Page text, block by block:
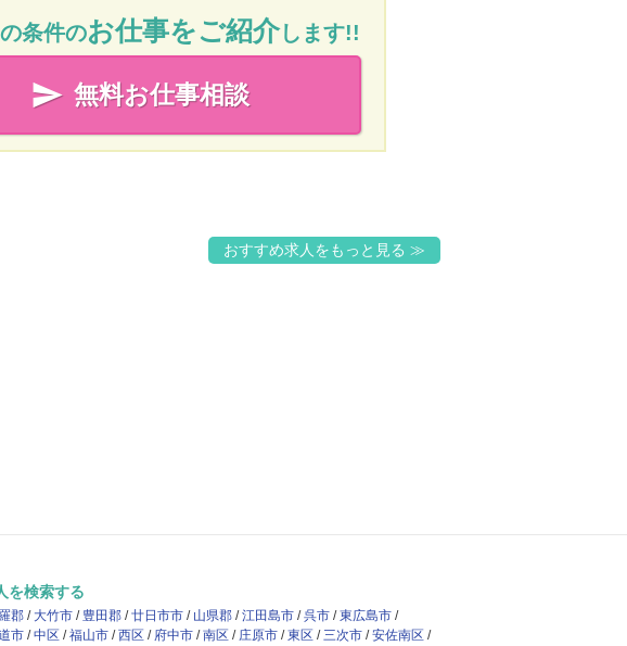
条件のお仕事をご紹介します!!
 無料お仕事相談
おすすめ求人をもっと見る
を検索する
郡 大竹市 豊田郡 廿日市市 山県郡 江田島市 呉市
東広島市
市 中区 福山市 西区 府中市 南区 庄原市 東区 三次市
安佐南区